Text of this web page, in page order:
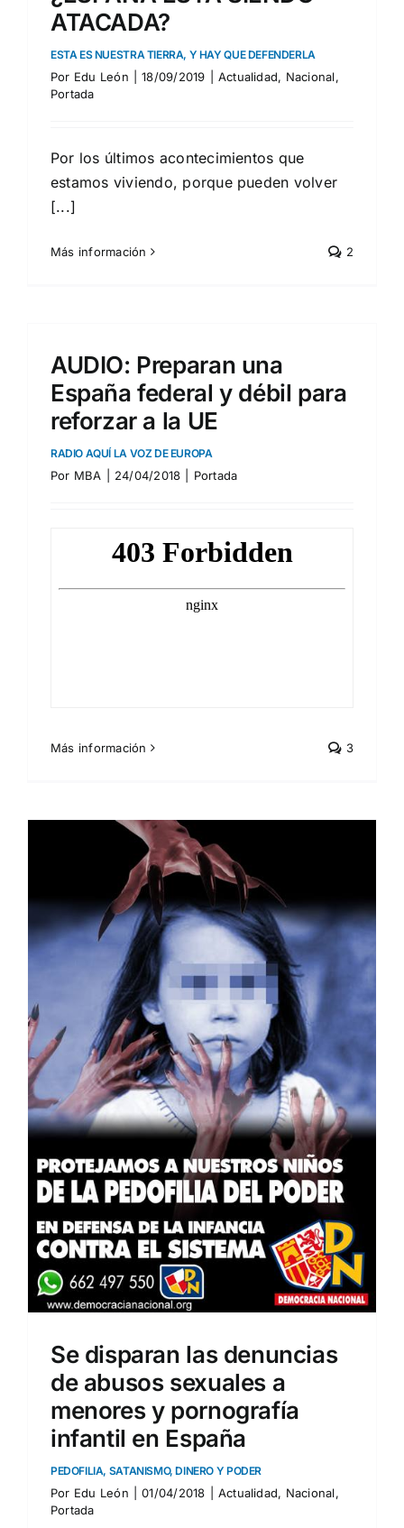
ATACADA?
ESTA ES NUESTRA TIERRA, Y HAY QUE DEFENDERLA
Por Edu León 18/09/2019 Actualidad, Nacional,
Portada
Por los últimos acontecimientos que
estamos viviendo, porque pueden volver
[...]
Más información 2
AUDIO: Preparan una
España federal y débil para
reforzar a la UE
RADIO AQUÍ LA VOZ DE EUROPA
Por MBA 24/04/2018 Portada
Más información 3
Se disparan las denuncias
de abusos sexuales a
menores y pornografía
infantil en España
PEDOFILIA, SATANISMO, DINERO Y PODER
Por Edu León 01/04/2018 Actualidad, Nacional,
Portada